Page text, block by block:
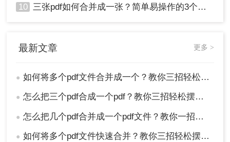
10 三张pdf如何合并成一张？简单易操作的3个方法！
最新文章 更多 >
● 如何将多个pdf文件合并成一个？教你三招轻松搞定！
● 怎么把三个pdf合成一个pdf？教你三招轻松摆平！
● 怎么把几个pdf合并成一个pdf文件？教你一招轻松搞定！
● 如何将多个pdf文件快速合并？教你三招轻松摆平！